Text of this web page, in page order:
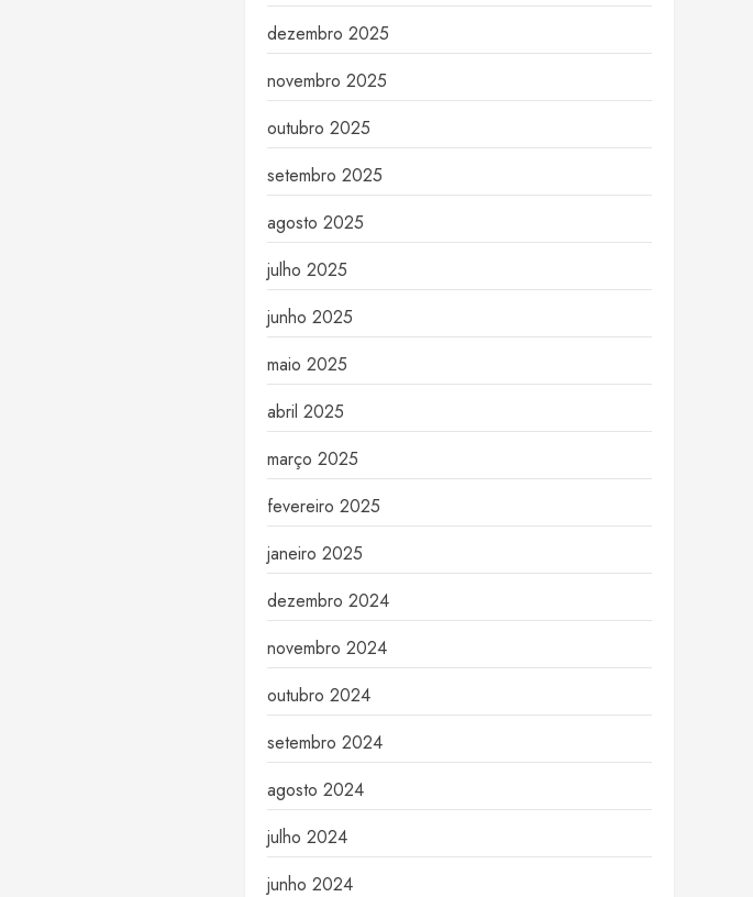
dezembro 2025
novembro 2025
outubro 2025
setembro 2025
agosto 2025
julho 2025
junho 2025
maio 2025
abril 2025
março 2025
fevereiro 2025
janeiro 2025
dezembro 2024
novembro 2024
outubro 2024
setembro 2024
agosto 2024
julho 2024
junho 2024